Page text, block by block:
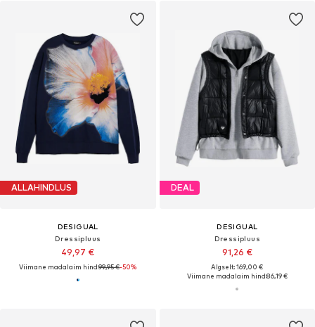
ALLAHINDLUS
DESIGUAL
Dressipluus
49,97 €
Viimane madalaim hind:99,95 €-50%
DEAL
DESIGUAL
Dressipluus
91,26 €
Algselt: 169,00 €
Viimane madalaim hind:86,19 €